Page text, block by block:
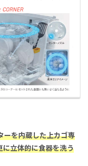
ーを内蔵した上カゴ専
に立体的に食器を洗う